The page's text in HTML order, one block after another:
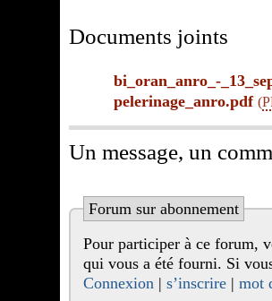
Documents joints
bi_oran_anro_-
pelerinage_anro.pdf (
Un message, un
Forum sur abonnement
Pour participer à ce forum, vous devez vous enregistrer au préalable. Merci d’indiquer ci-dessous l’identifiant personnel
qui vous a été
Connexion |s’inscrire |mot